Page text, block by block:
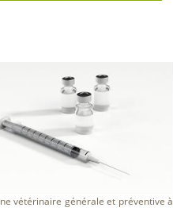
vétérinaire générale et préventive à